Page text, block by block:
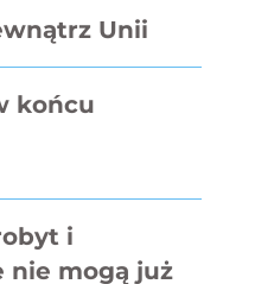
Unii
końcu
i
nie mogą już